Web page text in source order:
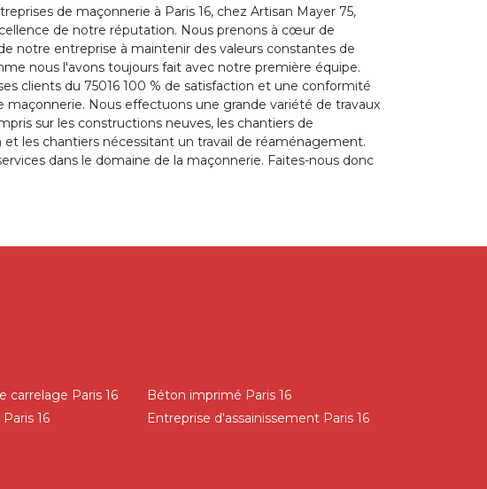
de maçonnerie à Paris 16, chez Artisan Mayer 75,
de notre réputation. Nous prenons à cœur de
notre entreprise à maintenir des valeurs constantes de
nous l'avons toujours fait avec notre première équipe.
clients du 75016 100 % de satisfaction et une conformité
Nous effectuons une grande variété de travaux
sur les constructions neuves, les chantiers de
les chantiers nécessitant un travail de réaménagement.
dans le domaine de la maçonnerie. Faites-nous donc
carrelage Paris 16
16
Béton imprimé Paris 16
Entreprise d'assainissement Paris 16